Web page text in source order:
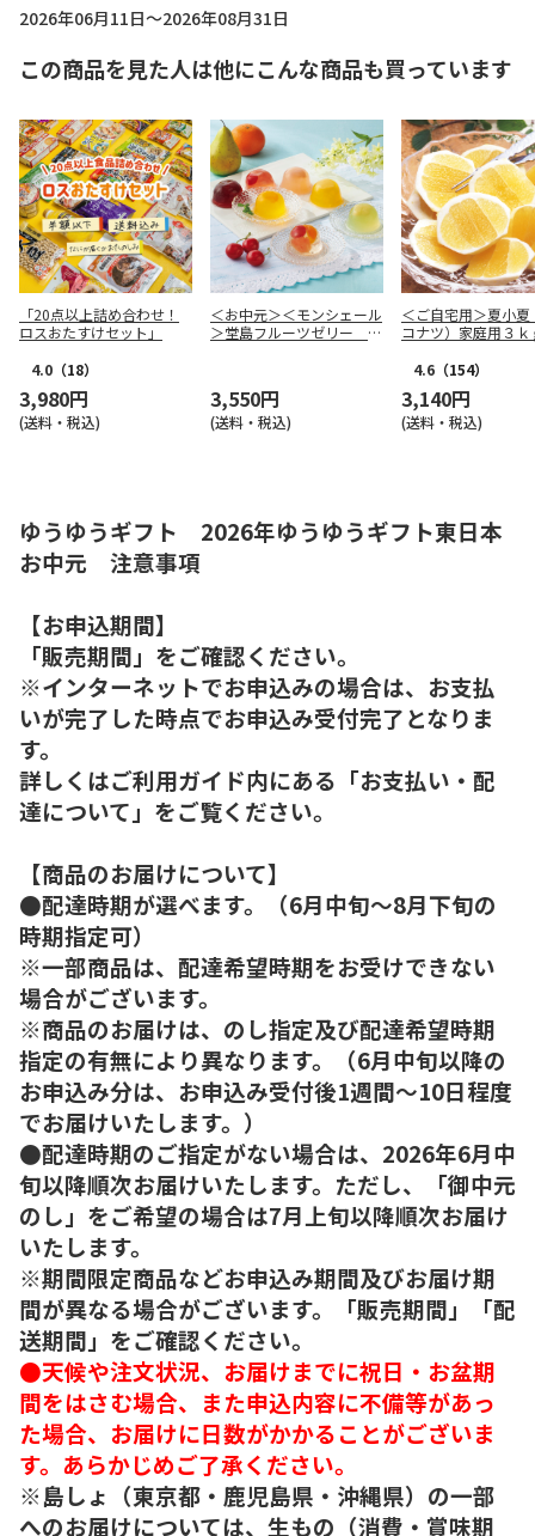
2026年06月11日～2026年08月31日
この商品を見た人は他にこんな商品も買っています
「20点以上詰め合わせ！
ロスおたすけセット」
4.0 （18）
3,980円
(送料・税込)
＜お中元＞＜モンシェール
＞堂島フルーツゼリー ９
3,550円
(送料・税込)
＜ご自宅用＞夏小夏
コナツ）家庭用３ｋ
4.6 （154）
3,140円
(送料・税込)
ゆうゆうギフト 2026年ゆうゆうギフト東日本
お中元 注意事項
【お申込期間】
「販売期間」をご確認ください。
※インターネットでお申込みの場合は、お支払
いが完了した時点でお申込み受付完了となりま
す。
詳しくはご利用ガイド内にある「お支払い・配
達について」をご覧ください。
【商品のお届けについて】
●配達時期が選べます。（6月中旬～8月下旬の
時期指定可）
※一部商品は、配達希望時期をお受けできない
場合がございます。
※商品のお届けは、のし指定及び配達希望時期
指定の有無により異なります。（6月中旬以降の
お申込み分は、お申込み受付後1週間～10日程度
でお届けいたします。）
●配達時期のご指定がない場合は、2026年6月中
旬以降順次お届けいたします。ただし、「御中元
のし」をご希望の場合は7月上旬以降順次お届け
いたします。
※期間限定商品などお申込み期間及びお届け期
間が異なる場合がございます。「販売期間」「配
送期間」をご確認ください。
●天候や注文状況、お届けまでに祝日・お盆期
間をはさむ場合、また申込内容に不備等があっ
た場合、お届けに日数がかかることがございま
す。あらかじめご了承ください。
※島しょ（東京都・鹿児島県・沖縄県）の一部
へのお届けについては、生もの（消費・賞味期